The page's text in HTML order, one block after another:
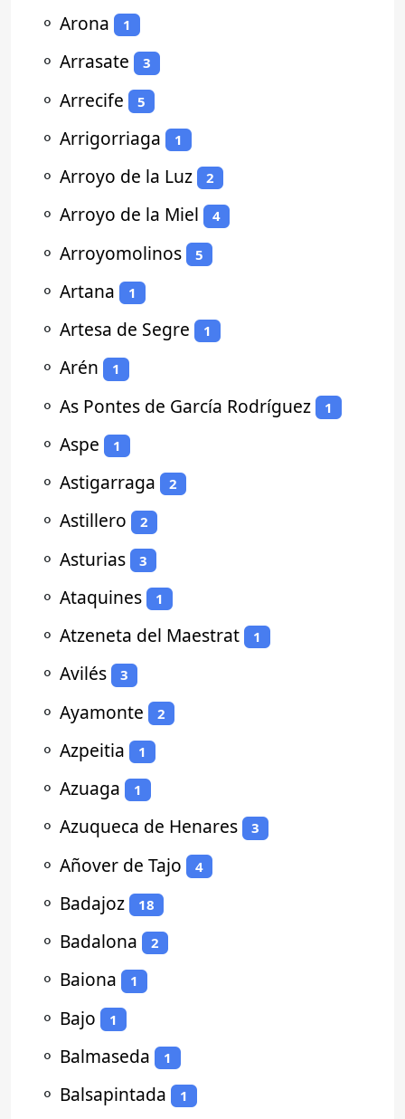
⚬ Arona 1
⚬ Arrasate 3
⚬ Arrecife 5
⚬ Arrigorriaga 1
⚬ Arroyo de la Luz 2
⚬ Arroyo de la Miel 4
⚬ Arroyomolinos 5
⚬ Artana 1
⚬ Artesa de Segre 1
⚬ Arén 1
⚬ As Pontes de García Rodríguez 1
⚬ Aspe 1
⚬ Astigarraga 2
⚬ Astillero 2
⚬ Asturias 3
⚬ Ataquines 1
⚬ Atzeneta del Maestrat 1
⚬ Avilés 3
⚬ Ayamonte 2
⚬ Azpeitia 1
⚬ Azuaga 1
⚬ Azuqueca de Henares 3
⚬ Añover de Tajo 4
⚬ Badajoz 18
⚬ Badalona 2
⚬ Baiona 1
⚬ Bajo 1
⚬ Balmaseda 1
⚬ Balsapintada 1